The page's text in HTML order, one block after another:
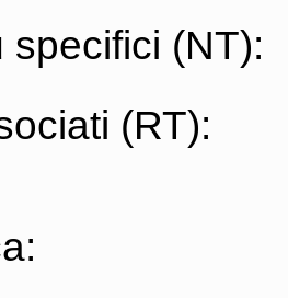
specifici (NT):
(RT):